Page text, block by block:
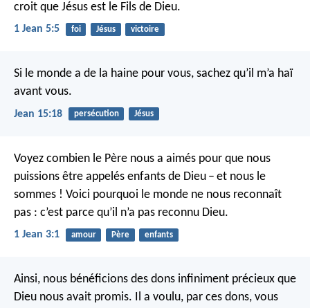
croit que Jésus est le Fils de Dieu.
1 Jean 5:5 foi Jésus victoire
Si le monde a de la haine pour vous, sachez qu’il m’a haï
avant vous.
Jean 15:18 persécution Jésus
Voyez combien le Père nous a aimés pour que nous
puissions être appelés enfants de Dieu – et nous le
sommes ! Voici pourquoi le monde ne nous reconnaît
pas : c’est parce qu’il n’a pas reconnu Dieu.
1 Jean 3:1 amour Père enfants
Ainsi, nous bénéficions des dons infiniment précieux que
Dieu nous avait promis. Il a voulu, par ces dons, vous